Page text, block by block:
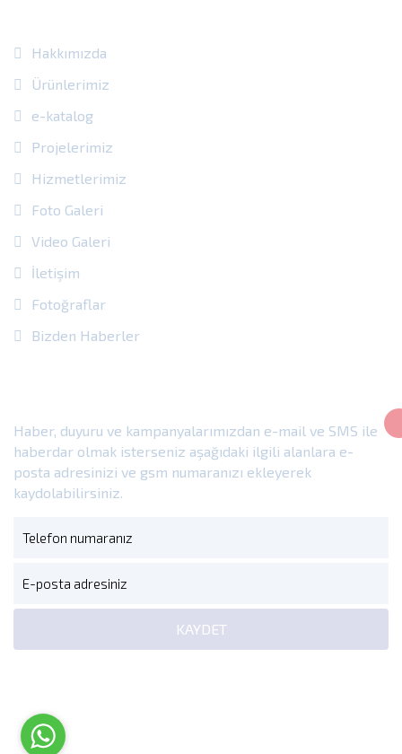
Hakkımızda
Ürünlerimiz
e-katalog
Projelerimiz
Hizmetlerimiz
Foto Galeri
Video Galeri
İletişim
Fotoğraflar
Bizden Haberler
Haber, duyuru ve kampanyalarımızdan e-mail ve SMS ile
haberdar olmak isterseniz aşağıdaki ilgili alanlara e-
posta adresinizi ve gsm numaranızı ekleyerek
kaydolabilirsiniz.
KAYDET